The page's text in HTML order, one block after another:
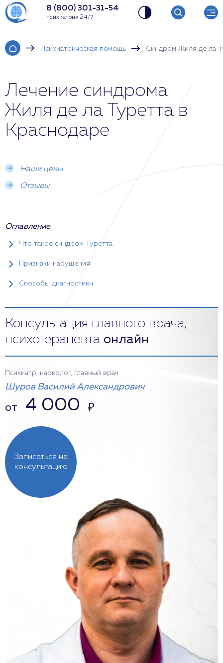
8 (800) 301-31-54
психиатрия 24/7
Психиатрическая помощь Синдром Жиля де ла
Лечение синдрома
Жиля де ла Туретта в
Краснодаре
Наши цены
Отзывы
Оглавление
Что такое синдром Туретта
Признаки нарушения
Способы диагностики
Консультация главного врача,
психотерапевта онлайн
Записаться на
консультацию
Психиатр, нарколог, главный врач
Шуров Василий Александрович
от 4 000 ₽